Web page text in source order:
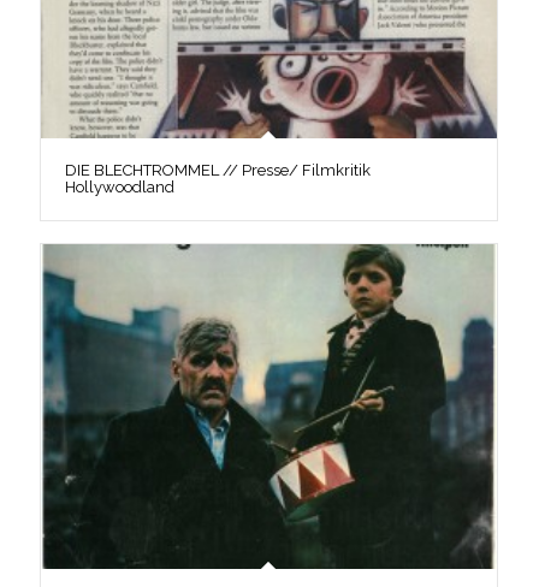
DIE BLECHTROMMEL // Presse/ Filmkritik
Hollywoodland